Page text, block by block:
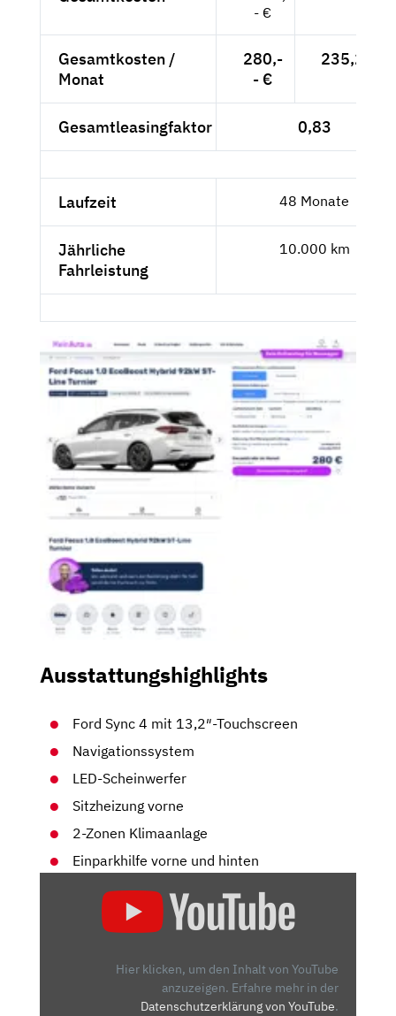
- €
Gesamtkosten /
Monat
280,-
- €
235,29 €
Gesamtleasingfaktor 0,83
Laufzeit 48 Monate
Jährliche
Fahrleistung
10.000 km
Ausstattungshighlights
Ford Sync 4 mit 13,2″-Touchscreen
Navigationssystem
LED-Scheinwerfer
Sitzheizung vorne
2-Zonen Klimaanlage
Einparkhilfe vorne und hinten
Hier klicken, um den Inhalt von YouTube
anzuzeigen. Erfahre mehr in der
Datenschutzerklärung von YouTube.